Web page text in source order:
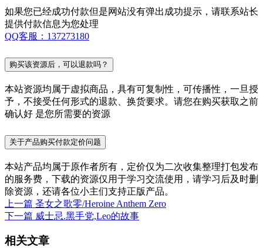
如果您已经成功付款但是网站没有弹出成功提示，请联系站长
提供付款信息为您处理
QQ客服：137273180
购买该资源后，可以退款吗？
本站资源均属于虚拟商品，具有可复制性，可传播性，一旦授
予，不接受任何形式的退款、换货要求。请您在购买获取之前
确认好 是您所需要的资源
关于产品购买付款定价问题
本站产品均属于原作者所有，定价仅为二次收集整理打包发布
的服务费，下载的资源仅用于学习交流使用，请学习后及时删
除资源，还请各位小主们支持正版产品。
上一篇 圣女之歌零/Heroine Anthem Zero
下一篇 威士忌.黑手党,Leo的故事
相关文章